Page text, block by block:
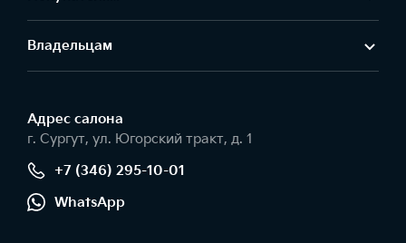
Владельцам
Адрес салонa
г. Сургут, ул. Югорский тракт, д. 1
+7 (346) 295-10-01
WhatsApp